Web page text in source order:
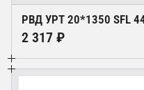
РВД УРТ 20*1350 SFL
2 317 ₽